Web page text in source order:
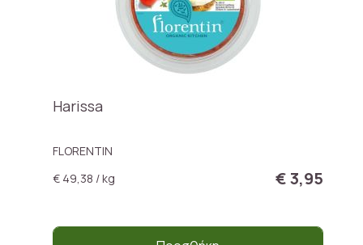
Harissa
FLORENTIN
€ 49,38 / kg
€ 3,95